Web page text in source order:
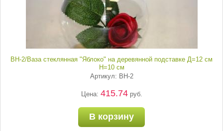
ВН-2/Ваза стеклянная "Яблоко" на деревянной подставке Д=12 см
Н=10 см
Артикул: ВН-2
Цена: 415.74руб.
В корзину